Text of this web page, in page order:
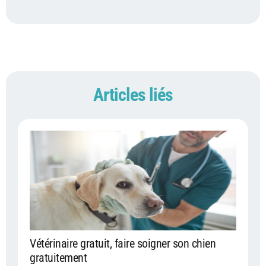
Articles liés
Vétérinaire gratuit, faire soigner son chien
gratuitement